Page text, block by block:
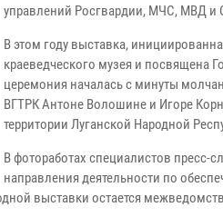
управлений Росгвардии, МЧС, МВД и
В этом году выставка,
краеведческого музея и посвящена
церемония началась с минуты
ВГТРК Антоне Волошине и Игоре
территории Луганской Народной
В фотоработах специалистов
направления деятельности по
выставки остается